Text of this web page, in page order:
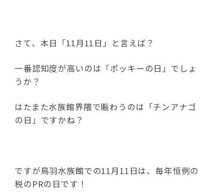
さて、本日「11月11日」と言えば？
一番認知度が高いのは「ポッキーの日」でしょ
うか？
はたまた水族館界隈で賑わうのは「チンアナゴ
の日」ですかね？
ですが鳥羽水族館での11月11日は、毎年恒例の
税のPRの日です！